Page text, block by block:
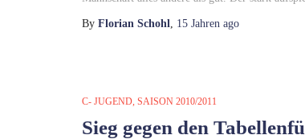
By Florian Schohl, 15 Jahren ago
C- JUGEND SAISON 2010/2011
Sieg gegen den